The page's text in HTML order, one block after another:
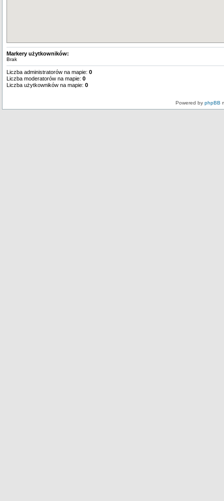
Markery użytkowników:
Brak
Liczba administratorów na mapie: 0
Liczba moderatorów na mapie: 0
Liczba użytkowników na mapie: 0
Powered by phpBB